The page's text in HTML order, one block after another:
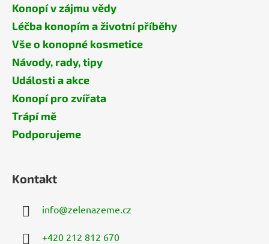
Konopí v zájmu vědy
Léčba konopím a životní příběhy
Vše o konopné kosmetice
Návody, rady, tipy
Události a akce
Konopí pro zvířata
Trápí mě
Podporujeme
Kontakt
info@zelenazeme.cz
+420 212 812 670